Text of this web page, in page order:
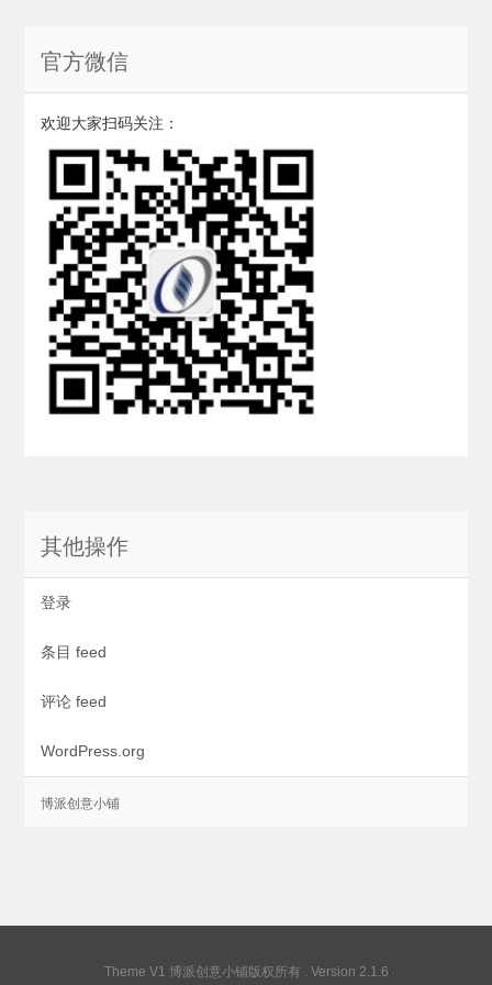
官方微信
欢迎大家扫码关注：
其他操作
登录
条目 feed
评论 feed
WordPress.org
Theme V1 博派创意小铺版权所有 . Version 2.1.6